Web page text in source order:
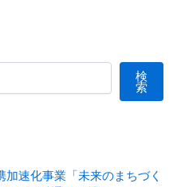
検
索
加速化事業「未来のまちづく